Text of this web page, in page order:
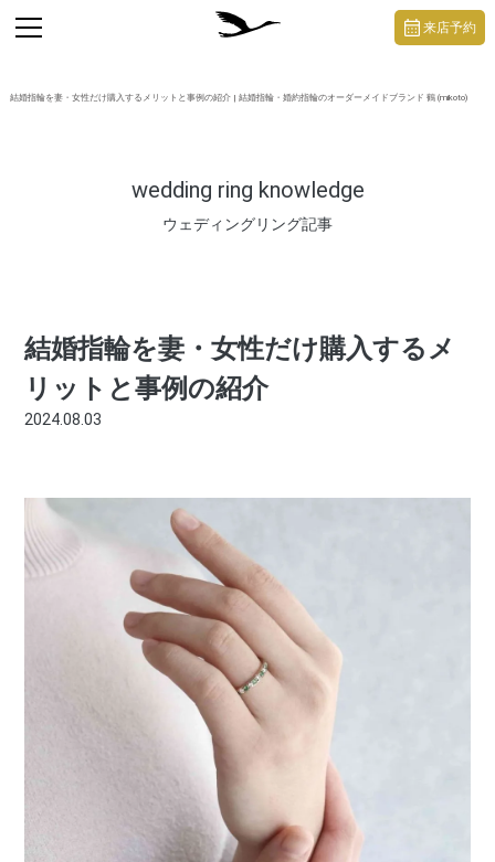
結婚指輪を妻・女性だけ購入するメリットと事例の紹介 | 結婚指輪・婚約指輪のオーダーメイドブランド 鶴 (mikoto)
wedding ring knowledge
ウェディングリング記事
toggle
navigation
来店予約
結婚指輪を妻・女性だけ購入するメ
リットと事例の紹介
2024.08.03